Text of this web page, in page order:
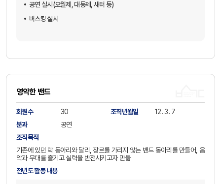
공연 실시(오월제, 대동제, 새터 등)
버스킹 실시
영악한 밴드
회원수 30 조직년월일
12. 3. 7
분과
공연
조직목적
기존에 있던 락 동아리와 달리, 장르를 가리지 않는 밴드 동아리를 만들어, 음
악과 무대를 즐기고 실력을 반전시키고자 만듦
전년도 활동 내용